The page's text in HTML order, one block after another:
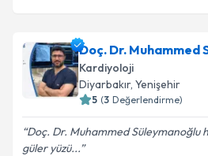
Doç. Dr. Muhammed
Kardiyoloji
Diyarbakır, Yenişehir
5 (3 Değerlendirme)
Doç. Dr. Muhammed Süleymanoğlu
güler yüzü...